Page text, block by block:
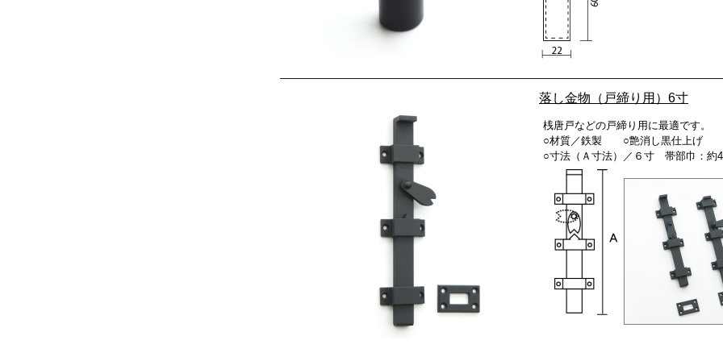
落し金物（戸締り用）6寸
桟唐戸などの戸締り用に最適です。
○材質／鉄製 ○艶消し黒仕上げ
○寸法（Ａ寸法）／６寸 帯部巾：約